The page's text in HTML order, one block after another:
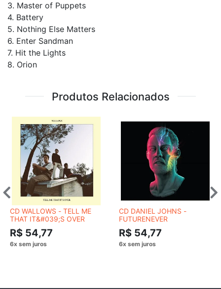
3. Master of Puppets
4. Battery
5. Nothing Else Matters
6. Enter Sandman
7. Hit the Lights
8. Orion
Produtos Relacionados
CD WALLOWS - TELL ME
THAT IT&#039;S OVER
R$ 54,77
CD DANIEL JOHNS -
FUTURENEVER
R$ 54,77